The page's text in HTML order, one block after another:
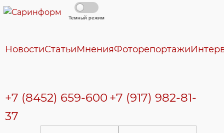
Темный режим
НовостиСтатьиМненияФоторепортажи
+7 (8452) 659-600 +7 (917) 982-81-
37